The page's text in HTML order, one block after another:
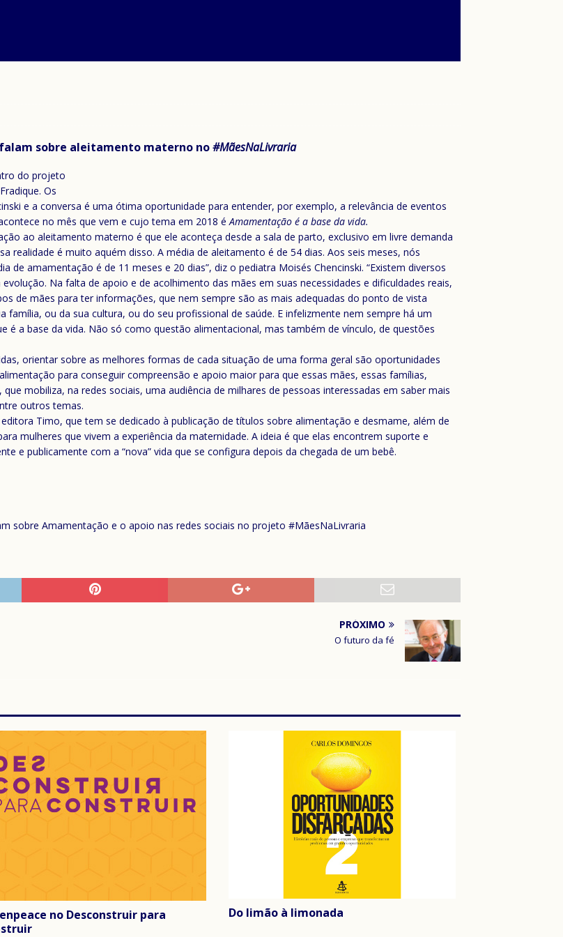
falam sobre aleitamento materno no#MãesNaLivraria
do projeto
Os
e a conversa é uma ótima oportunidade para entender, por exemplo, a relevância de eventos
no mês que vem e cujo tema em 2018 éAmamentação é a base da vida.
ao aleitamento materno é que ele aconteça desde a sala de parto, exclusivo em livre demanda
realidade é muito aquém disso. A média de aleitamento é de 54 dias. Aos seis meses, nós
amamentação é de 11 meses e 20 dias”, diz o pediatra Moisés Chencinski. “Existem diversos
Na falta de apoio e de acolhimento das mães em suas necessidades e dificuldades reais,
de mães para ter informações, que nem sempre são as mais adequadas do ponto de vista
ou da sua cultura, ou do seu profissional de saúde. E infelizmente nem sempre há um
é a base da vida. Não só como questão alimentacional, mas também de vínculo, de questões
orientar sobre as melhores formas de cada situação de uma forma geral são oportunidades
para conseguir compreensão e apoio maior para que essas mães, essas famílias,
mobiliza, na redes sociais, uma audiência de milhares de pessoas interessadas em saber mais
outros temas.
Timo, que tem se dedicado à publicação de títulos sobre alimentação e desmame, além de
mulheres que vivem a experiência da maternidade. A ideia é que elas encontrem suporte e
e publicamente com a “nova” vida que se configura depois da chegada de um bebê.
sobre Amamentação e o apoio nas redes sociais no projeto #MãesNaLivraria
PRÓXIMO
O futuro da fé
no Desconstruir para
Do limão à limonada